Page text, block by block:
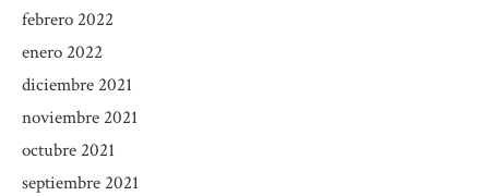
febrero 2022
enero 2022
diciembre 2021
noviembre 2021
octubre 2021
septiembre 2021